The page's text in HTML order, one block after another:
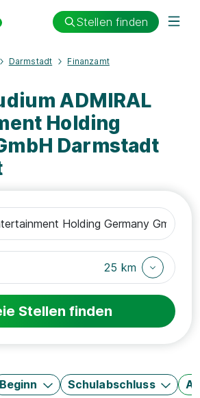
Stellen finden
Darmstadt Finanzamt
ADMIRAL
Holding
Darmstadt
25 km
Stellen finden
Beginn Schulabschluss